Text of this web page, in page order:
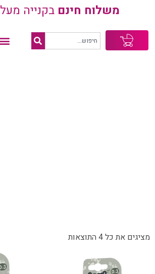
משלוח חינםבקנייה מעל 399 ₪
מציגים את כל ⁦4⁩ התוצאות